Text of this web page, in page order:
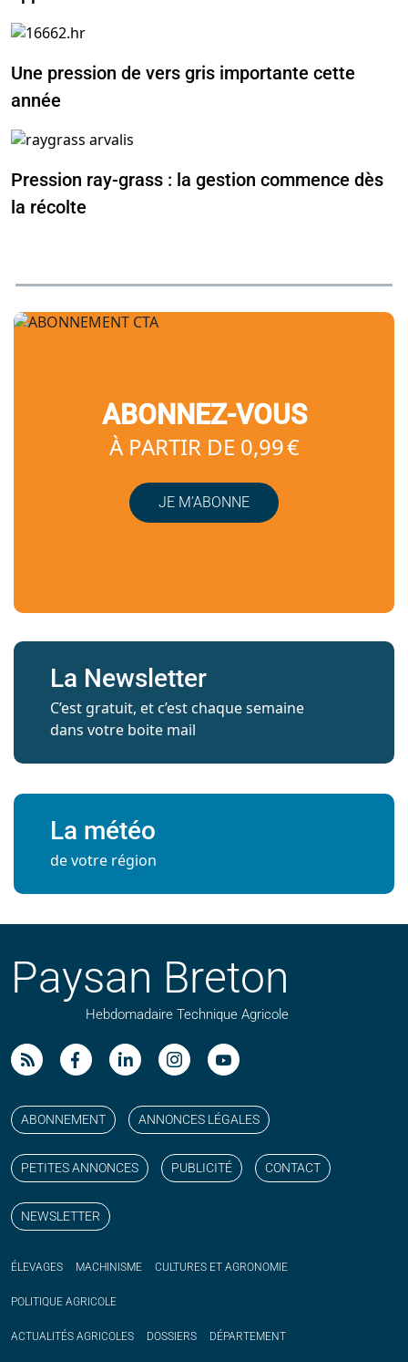
Une pression de vers gris importante cette
année
Pression ray-grass : la gestion commence dès
la récolte
ABONNEZ-VOUS
À PARTIR DE 0,99 €
JE M’ABONNE
La Newsletter
C’est gratuit, et c’est chaque semaine
dans votre boite mail
La météo
de votre région
Paysan Breton
Hebdomadaire Technique Agricole
ABONNEMENT ANNONCES LÉGALES
PETITES ANNONCES PUBLICITÉ CONTACT
NEWSLETTER
ÉLEVAGES MACHINISME CULTURES ET AGRONOMIE
POLITIQUE AGRICOLE
ACTUALITÉS AGRICOLES DOSSIERS DÉPARTEMENT